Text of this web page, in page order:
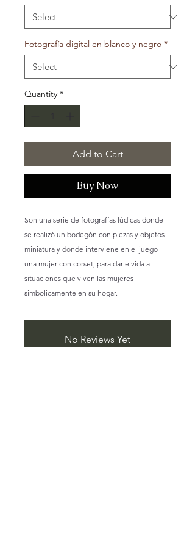
Fotografía digital en blanco y negro *
Quantity *
Add to Cart
Buy Now
Son una serie de fotografías lúdicas donde
se realizó un bodegón con piezas y objetos
miniatura y donde interviene en el juego
una mujer con corset, para darle vida a
situaciones que viven las mujeres
simbolicamente en su hogar.
No Reviews Yet